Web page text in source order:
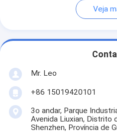
Veja
Mr. Leo
+86 15019420101
3o andar, Parque
Avenida Liuxian, Distrito
Shenzhen, Província de